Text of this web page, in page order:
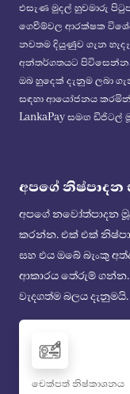
එසැණ මුදල් හුවමාරු
ගෙවීම්වල ආරක්ෂක
නවතම දියුණුව ගැන
අන්තර්ගතයට පිවිසෙන්න.
ඔබ හුදෙක් දැනුම ලබා
සඳහා ආයෝජනය කරමින්
LankaPay සමඟ
අපගේ
අපගේ නවෝත්පාදන
කරන්න. එක් එක්
සහ එය ඔබේ බැංකු
ආකාරය තේරුම්
වැදගත්ම බලය දැනුමයි.
චෙක්පත් නිෂ්කාශනය